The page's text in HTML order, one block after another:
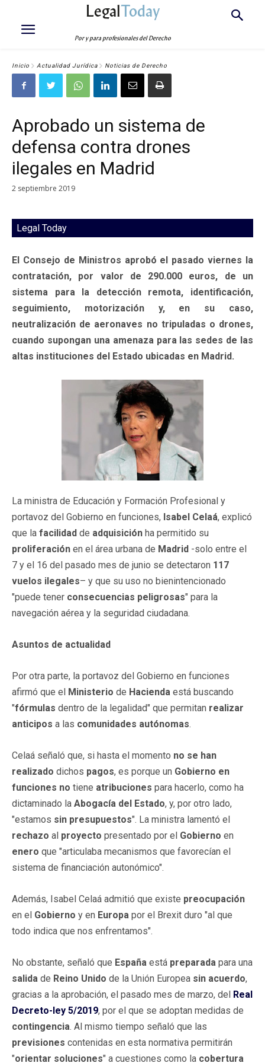
LegalToday
Por y para profesionales del Derecho
Inicio Actualidad Jurídica Noticias de Derecho
Aprobado un sistema de
defensa contra drones
ilegales en Madrid
2 septiembre 2019
Legal Today
El Consejo de Ministros aprobó el pasado viernes la
contratación, por valor de 290.000 euros, de un
sistema para la detección remota, identificación,
seguimiento, motorización y, en su caso,
neutralización de aeronaves no tripuladas o drones,
cuando supongan una amenaza para las sedes de las
altas instituciones del Estado ubicadas en Madrid.
La ministra de Educación y Formación Profesional y
portavoz del Gobierno en funciones, Isabel Celaá, explicó
que la facilidad de adquisición ha permitido su
proliferación en el área urbana de Madrid -solo entre el
7 y el 16 del pasado mes de junio se detectaron 117
vuelos ilegales– y que su uso no bienintencionado
"puede tener consecuencias peligrosas" para la
navegación aérea y la seguridad ciudadana.
Asuntos de actualidad
Por otra parte, la portavoz del Gobierno en funciones
afirmó que el Ministerio de Hacienda está buscando
"fórmulas dentro de la legalidad" que permitan realizar
anticipos a las comunidades autónomas.
Celaá señaló que, si hasta el momento no se han
realizado dichos pagos, es porque un Gobierno en
funciones no tiene atribuciones para hacerlo, como ha
dictaminado la Abogacía del Estado, y, por otro lado,
"estamos sin presupuestos". La ministra lamentó el
rechazo al proyecto presentado por el Gobierno en
enero que "articulaba mecanismos que favorecían el
sistema de financiación autonómico".
Además, Isabel Celaá admitió que existe preocupación
en el Gobierno y en Europa por el Brexit duro "al que
todo indica que nos enfrentamos".
No obstante, señaló que España está preparada para una
salida de Reino Unido de la Unión Europea sin acuerdo,
gracias a la aprobación, el pasado mes de marzo, del Real
Decreto-ley 5/2019, por el que se adoptan medidas de
contingencia. Al mismo tiempo señaló que las
previsiones contenidas en esta normativa permitirán
"orientar soluciones" a cuestiones como la cobertura